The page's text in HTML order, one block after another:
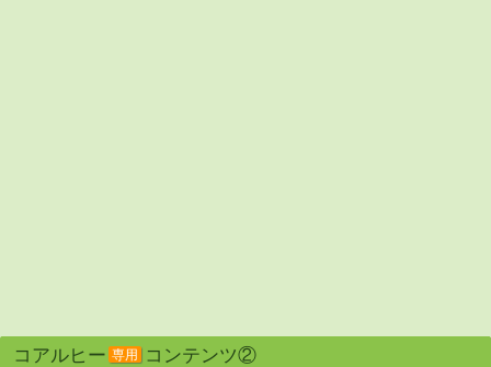
コアルヒー 専用 コンテンツ②